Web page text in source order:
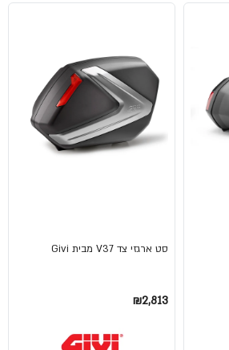
סט ארגזי צד V37 מבית Givi
₪2,813